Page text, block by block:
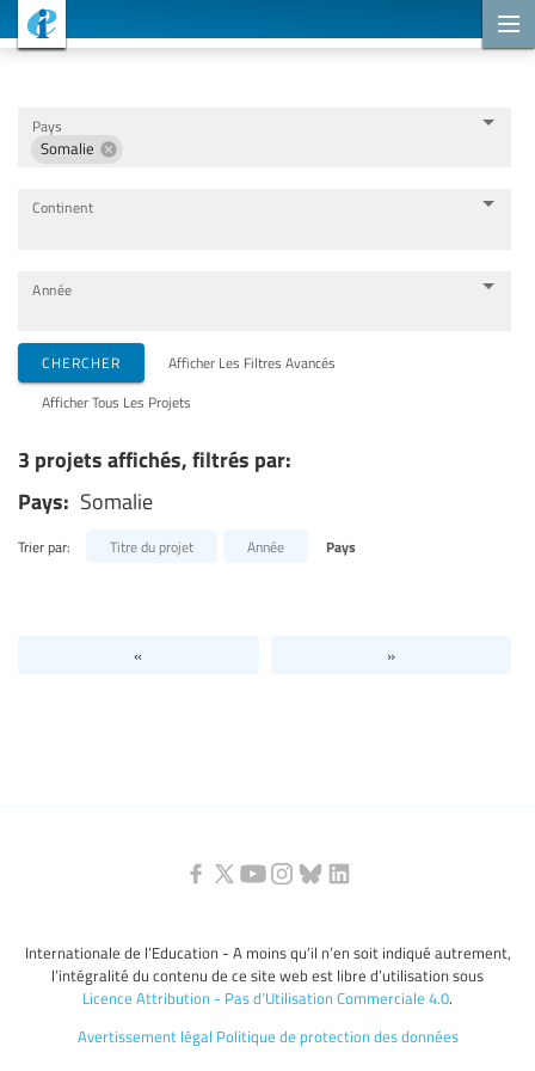
Pays
Somalie
Continent
Année
Organisations de mise en œuvre
Thèmes
CHERCHER Afficher Les Filtres Avancés
Afficher Tous Les Projets
3 projets affichés, filtrés par:
Pays: Somalie
Trier par: Titre du projet Année Pays
« »
Internationale de l’Education - A moins qu’il n’en soit indiqué autrement,
l’intégralité du contenu de ce site web est libre d’utilisation sous
Licence Attribution - Pas d’Utilisation Commerciale 4.0.
Avertissement légal Politique de protection des données